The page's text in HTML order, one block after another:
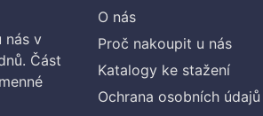
nás v
Část
O nás
Proč nakoupit u nás
Katalogy ke stažení
Ochrana osobních údajů